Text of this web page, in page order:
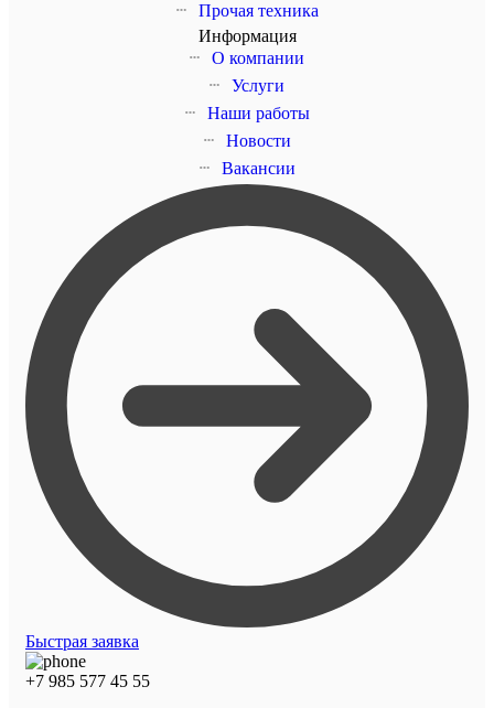
Прочая техника
Информация
О компании
Услуги
Наши работы
Новости
Вакансии
Быстрая заявка
+7 985 577 45 55